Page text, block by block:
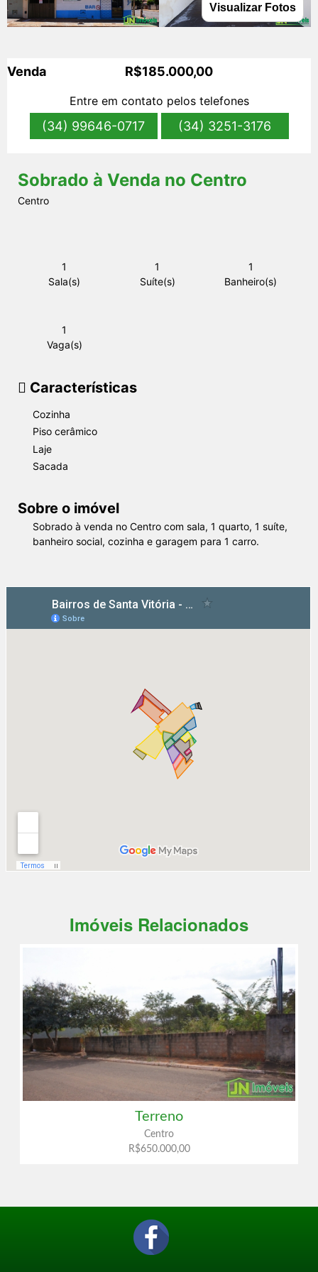
s
Visualizar Fotos
Venda R$185.000,00
Entre em contato pelos telefones
(34) 99646-0717 (34) 3251-3176
Sobrado à Venda no Centro
Centro
1
Sala(s)
1
Suíte(s)
1
Banheiro(s)
1
Vaga(s)
Características
Cozinha
Piso cerâmico
Laje
Sacada
Sobre o imóvel
Sobrado à venda no Centro com sala, 1 quarto, 1 suíte,
banheiro social, cozinha e garagem para 1 carro.
Imóveis Relacionados
Terreno
Centro
R$650.000,00